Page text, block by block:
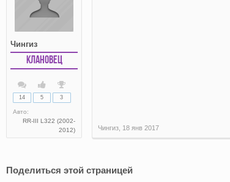
Чингиз
Клановец
14 5 3
Авто:
RR-III L322 (2002-
2012)
Чингиз 18 янв 2017
Поделиться этой страницей